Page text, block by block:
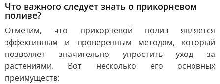
Что важного следует знать о прикорневом
поливе?
Отметим, что прикорневой полив является
эффективным и проверенным методом, который
позволяет значительно упростить уход за
растениями. Вот несколько его основных
преимуществ: